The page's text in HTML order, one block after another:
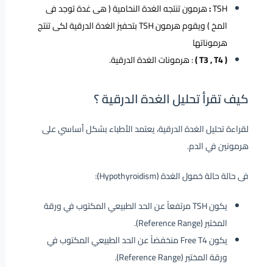
TSH
:هرمون تنتجه الغدة النخامية ( هى غدة توجد فى
المخ ) ويقوم هرمون TSH بتحفيز الغدة الدرقية لكى تنتج
هرموناتها
( T3 , T4 )
: هرمونات الغدة الدرقية.
كيف تقرأ تحليل الغدة الدرقية ؟
لقراءة تحليل الغدة الدرقية، يعتمد الأطباء بشكل أساسي على
هرمونين في الدم.
فى حالة حالة خمول الغدة (Hypothyroidism):
يكون TSH مرتفعاً عن الحد الطبيعي المكتوب في ورقة
المختبر (Reference Range).
يكون Free T4 منخفضاً عن الحد الطبيعي المكتوب في
ورقة المختبر (Reference Range).